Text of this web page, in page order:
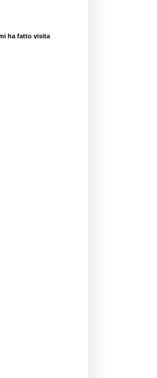
ha fatto visita